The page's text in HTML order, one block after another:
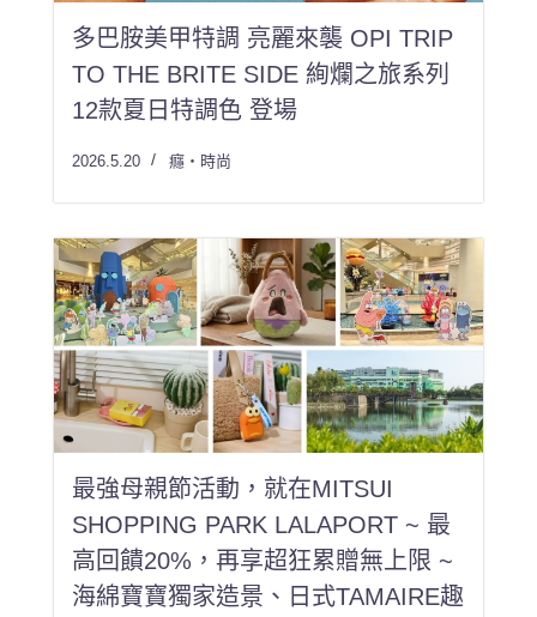
多巴胺美甲特調 亮麗來襲 OPI TRIP
TO THE BRITE SIDE 絢爛之旅系列
12款夏日特調色 登場
2026.5.20 癮・時尚
最強母親節活動，就在MITSUI
SHOPPING PARK LALAPORT ~ 最
高回饋20%，再享超狂累贈無上限 ~
海綿寶寶獨家造景、日式TAMAIRE趣